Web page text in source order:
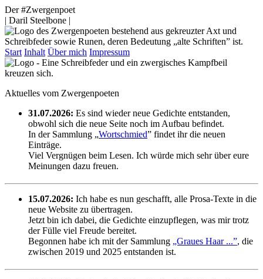
Der #Zwergenpoet
| Daril Steelbone |
Start Inhalt Über mich Impressum
Aktuelles vom Zwergenpoeten
31.07.2026: Es sind wieder neue Gedichte entstanden,
obwohl sich die neue Seite noch im Aufbau befindet.
In der Sammlung „Wortschmied” findet ihr die neuen
Einträge.
Viel Vergnügen beim Lesen. Ich würde mich sehr über eure
Meinungen dazu freuen.
15.07.2026: Ich habe es nun geschafft, alle Prosa-Texte in die
neue Website zu übertragen.
Jetzt bin ich dabei, die Gedichte einzupflegen, was mir trotz
der Fülle viel Freude bereitet.
Begonnen habe ich mit der Sammlung „Graues Haar ...”, die
zwischen 2019 und 2025 entstanden ist.